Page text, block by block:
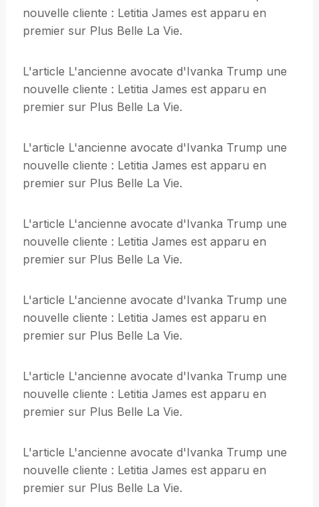
nouvelle cliente : Letitia James est apparu en
premier sur Plus Belle La Vie.
L'article L'ancienne avocate d'Ivanka Trump une
nouvelle cliente : Letitia James est apparu en
premier sur Plus Belle La Vie.
L'article L'ancienne avocate d'Ivanka Trump une
nouvelle cliente : Letitia James est apparu en
premier sur Plus Belle La Vie.
L'article L'ancienne avocate d'Ivanka Trump une
nouvelle cliente : Letitia James est apparu en
premier sur Plus Belle La Vie.
L'article L'ancienne avocate d'Ivanka Trump une
nouvelle cliente : Letitia James est apparu en
premier sur Plus Belle La Vie.
L'article L'ancienne avocate d'Ivanka Trump une
nouvelle cliente : Letitia James est apparu en
premier sur Plus Belle La Vie.
L'article L'ancienne avocate d'Ivanka Trump une
nouvelle cliente : Letitia James est apparu en
premier sur Plus Belle La Vie.